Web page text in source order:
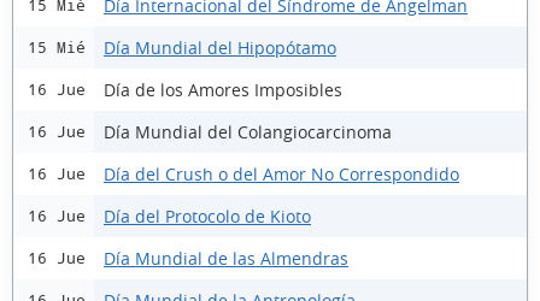
15 Mié Día Internacional del Síndrome de Angelman
15 Mié Día Mundial del Hipopótamo
16 Jue Día de los Amores Imposibles
16 Jue Día Mundial del Colangiocarcinoma
16 Jue Día del Crush o del Amor No Correspondido
16 Jue Día del Protocolo de Kioto
16 Jue Día Mundial de las Almendras